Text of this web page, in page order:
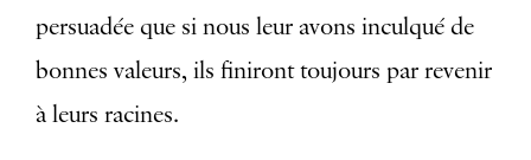
persuadée que si nous leur avons inculqué de
bonnes valeurs, ils finiront toujours par revenir
à leurs racines.